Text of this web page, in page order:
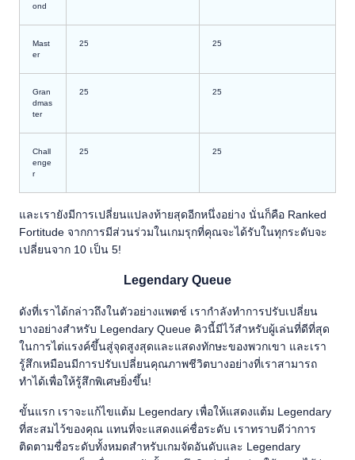
ond
Mast
er
25 25
Gran
dmas
ter
25 25
Chall
enge
r
25 25
และเรายังมีการเปลี่ยนแปลงท้ายสุดอีกหนึ่งอย่าง นั่นก็คือ Ranked
Fortitude จากการมีส่วนร่วมในเกมรุกที่คุณจะได้รับในทุกระดับจะ
เปลี่ยนจาก 10 เป็น 5!
Legendary Queue
ดังที่เราได้กล่าวถึงในตัวอย่างแพตช์ เรากำลังทำการปรับเปลี่ยน
บางอย่างสำหรับ Legendary Queue คิวนี้มีไว้สำหรับผู้เล่นที่ดีที่สุด
ในการไต่แรงค์ขึ้นสู่จุดสูงสุดและแสดงทักษะของพวกเขา และเรา
รู้สึกเหมือนมีการปรับเปลี่ยนคุณภาพชีวิตบางอย่างที่เราสามารถ
ทำได้เพื่อให้รู้สึกพิเศษยิ่งขึ้น!
ขั้นแรก เราจะแก้ไขแต้ม Legendary เพื่อให้แสดงแต้ม Legendary
ที่สะสมไว้ของคุณ แทนที่จะแสดงแค่ชื่อระดับ เราทราบดีว่าการ
ติดตามชื่อระดับทั้งหมดสำหรับเกมจัดอันดับและ Legendary